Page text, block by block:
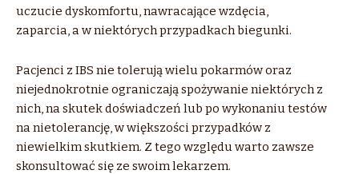
uczucie dyskomfortu, nawracające wzdęcia,
zaparcia, a w niektórych przypadkach biegunki.
Pacjenci z IBS nie tolerują wielu pokarmów oraz
niejednokrotnie ograniczają spożywanie niektórych z
nich, na skutek doświadczeń lub po wykonaniu testów
na nietolerancję, w większości przypadków z
niewielkim skutkiem. Z tego względu warto zawsze
skonsultować się ze swoim lekarzem.